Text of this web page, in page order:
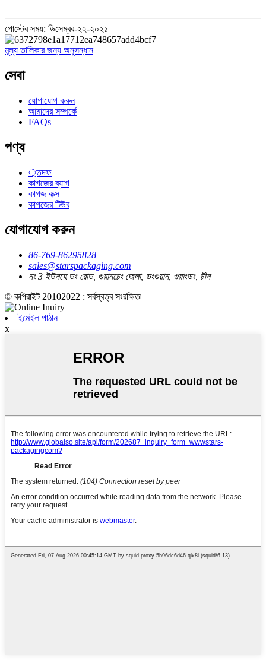
পোস্টের সময়: ডিসেম্বর-২২-২০২১
মূল্য তালিকার জন্য অনুসন্ধান
সেবা
যোগাযোগ করুন
আমাদের সম্পর্কে
FAQs
পণ্য
্তদফ
কাগজের ব্যাগ
কাগজ বাক্স
কাগজের টিউব
যোগাযোগ করুন
86-769-86295828
sales@starspackaging.com
নং 3 ইউনহে ডং রোড, গুয়ানচেং জেলা, ডংগুয়ান, গুয়াংডং, চীন
© কপিরাইট 20102022 : সর্বস্বত্ব সংরক্ষিত৷
ইমেইল পাঠান
x